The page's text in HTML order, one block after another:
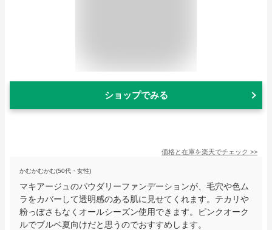
ショップでみる
価格と在庫を楽天でチェック >>
かむかむかむ(50代・女性)
マキアージュのパウダリーファンデーションが、毛穴や色ム
ラをカバーして透明感のある肌に見せてくれます。テカリや
粉っぽさもなくオールシーズン使用できます。ピンクオーク
ルでブルベ夏向けだと思うのでおすすめします。